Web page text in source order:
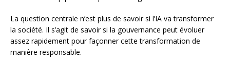
La question centrale n’est plus de savoir si l’IA va transformer
la société. Il s’agit de savoir si la gouvernance peut évoluer
assez rapidement pour façonner cette transformation de
manière responsable.